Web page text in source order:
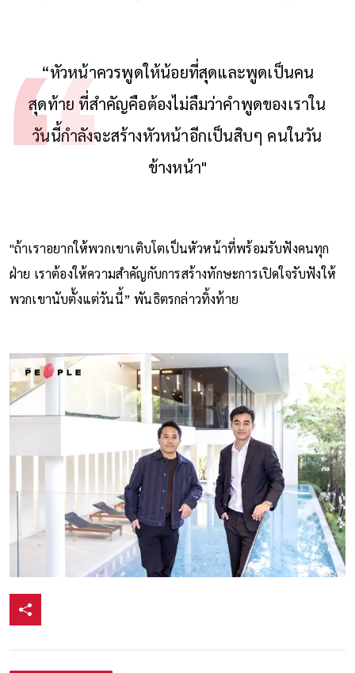
“หัวหน้าควรพูดให้น้อยที่สุดและพูดเป็นคน
สุดท้าย ที่สำคัญคือต้องไม่ลืมว่าคำพูดของเราใน
วันนี้กำลังจะสร้างหัวหน้าอีกเป็นสิบๆ คนในวัน
ข้างหน้า"
"ถ้าเราอยากให้พวกเขาเติบโตเป็นหัวหน้าที่พร้อมรับฟังคนทุก
ฝ่าย เราต้องให้ความสำคัญกับการสร้างทักษะการเปิดใจรับฟังให้
พวกเขานับตั้งแต่วันนี้” พันธิตรกล่าวทิ้งท้าย